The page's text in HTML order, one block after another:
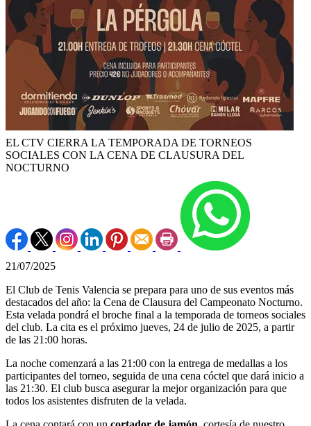
EL CTV CIERRA LA TEMPORADA DE TORNEOS
SOCIALES CON LA CENA DE CLAUSURA DEL
NOCTURNO
21/07/2025
El Club de Tenis Valencia se prepara para uno de sus eventos más
destacados del año: la Cena de Clausura del Campeonato Nocturno.
Esta velada pondrá el broche final a la temporada de torneos sociales
del club. La cita es el próximo jueves, 24 de julio de 2025, a partir
de las 21:00 horas.
La noche comenzará a las 21:00 con la entrega de medallas a los
participantes del torneo, seguida de una cena cóctel que dará inicio a
las 21:30. El club busca asegurar la mejor organización para que
todos los asistentes disfruten de la velada.